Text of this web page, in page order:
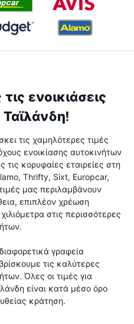
ενοικιάσεις
τις χαμηλότερες τιμές
ενοικίασης αυτοκινήτων
τις κορυφαίες εταιρείες στη
Thrifty, Sixt, Europcar,
μας περιλαμβάνουν
επιπλέον χρέωση
στις περισσότερες
γραφεία
τις καλύτερες
Όλες οι τιμές για
είναι κατά μέσο όρο
κράτηση.